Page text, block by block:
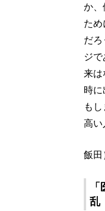
か、
た
だ
ジ
来は
時
も
高い
飯田
乱